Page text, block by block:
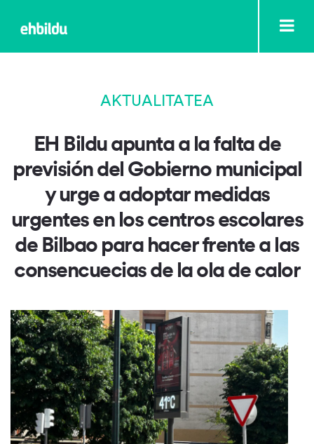
AKTUALITATEA
EH Bildu apunta a la falta de
previsión del Gobierno municipal
y urge a adoptar medidas
urgentes en los centros escolares
de Bilbao para hacer frente a las
consencuecias de la ola de calor